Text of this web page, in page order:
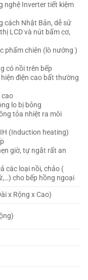
nghệ Inverter tiết kiệm
cách Nhật Bản, dễ sử
LCD và nút bấm cơ,
phẩm chiên (lò nướng )
có nồi trên bếp
điện cao bất thường
cao
lo bị bỏng
tỏa nhiệt ra môi
(Induction heating)
giờ, tự ngắt rất an
các loại nồi, chảo (
cho bếp hồng ngoại
x Rộng x Cao)